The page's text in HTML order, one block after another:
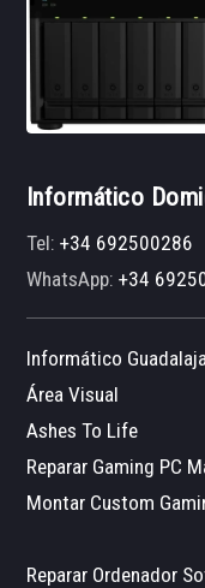
Informático
Tel:+34 692500286
WhatsApp:+34
Informático
Área Visual
Ashes To Life
Reparar Gaming PC
Montar Custom
Reparar Ordenador